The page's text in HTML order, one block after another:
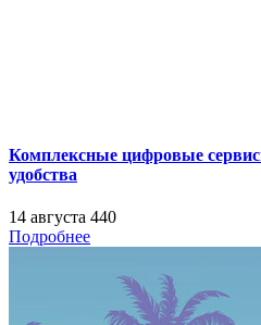
Комплексные цифровые
удобства
14 августа 440
Подробнее